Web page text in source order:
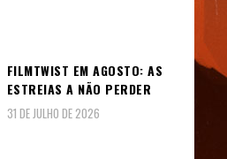
FILMTWIST EM AGOSTO: AS
ESTREIAS A NÃO PERDER
31 DE JULHO DE 2026